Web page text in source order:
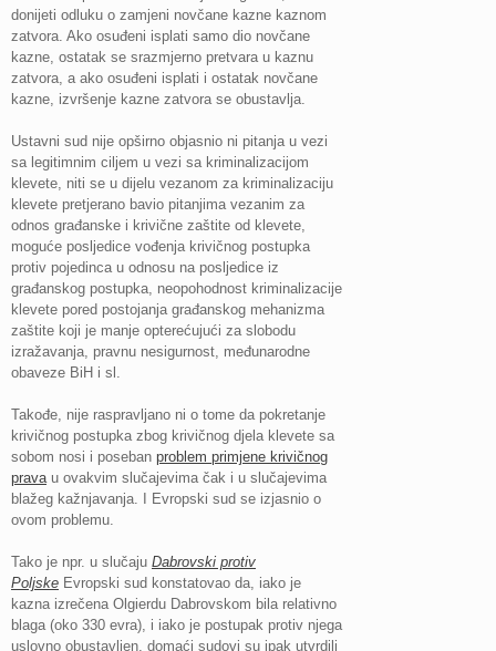
donijeti odluku o zamjeni novčane kazne kaznom
zatvora. Ako osuđeni isplati samo dio novčane
kazne, ostatak se srazmjerno pretvara u kaznu
zatvora, a ako osuđeni isplati i ostatak novčane
kazne, izvršenje kazne zatvora se obustavlja.
Ustavni sud nije opširno objasnio ni pitanja u vezi
sa legitimnim ciljem u vezi sa kriminalizacijom
klevete, niti se u dijelu vezanom za kriminalizaciju
klevete pretjerano bavio pitanjima vezanim za
odnos građanske i krivične zaštite od klevete,
moguće posljedice vođenja krivičnog postupka
protiv pojedinca u odnosu na posljedice iz
građanskog postupka, neopohodnost kriminalizacije
klevete pored postojanja građanskog mehanizma
zaštite koji je manje opterećujući za slobodu
izražavanja, pravnu nesigurnost, međunarodne
obaveze BiH i sl.
Takođe, nije raspravljano ni o tome da pokretanje
krivičnog postupka zbog krivičnog djela klevete sa
sobom nosi i poseban problem primjene krivičnog
prava u ovakvim slučajevima čak i u slučajevima
blažeg kažnjavanja. I Evropski sud se izjasnio o
ovom problemu.
Tako je npr. u slučaju Dabrovski protiv
Poljske Evropski sud konstatovao da, iako je
kazna izrečena Olgierdu Dabrovskom bila relativno
blaga (oko 330 evra), i iako je postupak protiv njega
uslovno obustavljen, domaći sudovi su ipak utvrdili